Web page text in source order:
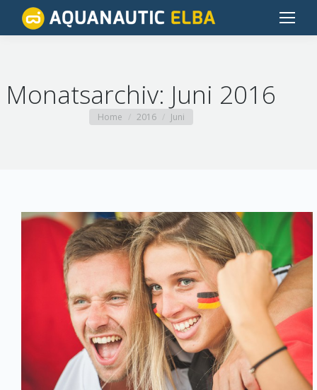
Monatsarchiv: Juni 2016
You are here:
Home 2016 Juni